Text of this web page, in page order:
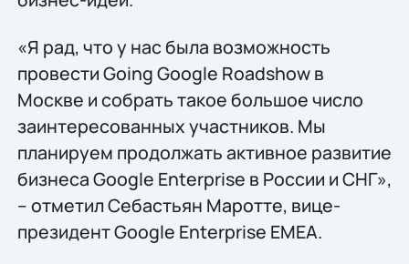
«Я рад, что у нас была возможность
провести Going Google Roadshow в
Москве и собрать такое большое число
заинтересованных участников. Мы
планируем продолжать активное развитие
бизнеса Google Enterprise в России и СНГ»,
– отметил Себастьян Маротте, вице-
президент Google Enterprise EMEA.